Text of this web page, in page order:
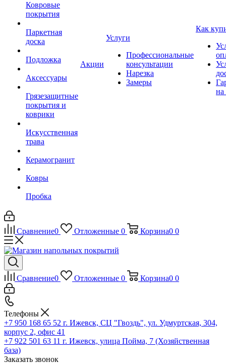
Ковровые
покрытия
Паркетная
доска
Подложка
Аксессуары
Грязезащитные
покрытия и
коврики
Искусственная
трава
Керамогранит
Ковры
Пробка
Акции
Услуги
Профессиональные
консультации
Нарезка
Замеры
Как
на
Сравнение0 Отложенные 0 Корзина0 0
Сравнение0 Отложенные 0 Корзина0 0
Телефоны
+7 950 168 65 52 г. Ижевск, СЦ "Гвоздь", ул. Удмуртская, 304,
корпус 2, офис 41
+7 922 501 63 11 г. Ижевск, улица Пойма, 7 (Хозяйственная
база)
Заказать звонок